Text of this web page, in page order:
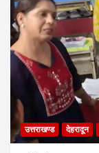
उत्तराखण्ड देहरादून